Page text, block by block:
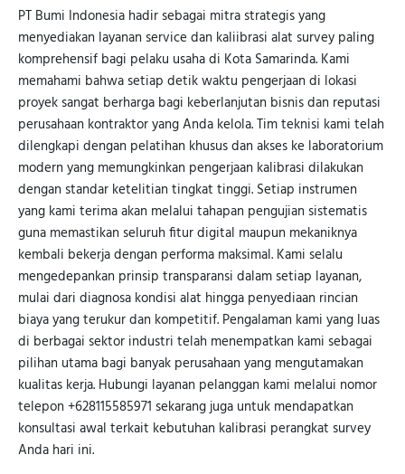
PT Bumi Indonesia hadir sebagai mitra strategis yang
menyediakan layanan service dan kaliibrasi alat survey paling
komprehensif bagi pelaku usaha di Kota Samarinda. Kami
memahami bahwa setiap detik waktu pengerjaan di lokasi
proyek sangat berharga bagi keberlanjutan bisnis dan reputasi
perusahaan kontraktor yang Anda kelola. Tim teknisi kami telah
dilengkapi dengan pelatihan khusus dan akses ke laboratorium
modern yang memungkinkan pengerjaan kalibrasi dilakukan
dengan standar ketelitian tingkat tinggi. Setiap instrumen
yang kami terima akan melalui tahapan pengujian sistematis
guna memastikan seluruh fitur digital maupun mekaniknya
kembali bekerja dengan performa maksimal. Kami selalu
mengedepankan prinsip transparansi dalam setiap layanan,
mulai dari diagnosa kondisi alat hingga penyediaan rincian
biaya yang terukur dan kompetitif. Pengalaman kami yang luas
di berbagai sektor industri telah menempatkan kami sebagai
pilihan utama bagi banyak perusahaan yang mengutamakan
kualitas kerja. Hubungi layanan pelanggan kami melalui nomor
telepon +628115585971 sekarang juga untuk mendapatkan
konsultasi awal terkait kebutuhan kalibrasi perangkat survey
Anda hari ini.